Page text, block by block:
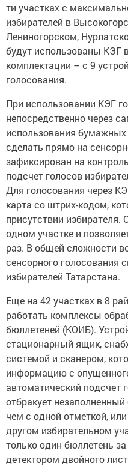
ти участках с
избирателей в
Лениногорском,
будут использованы КЭГ
комплектации – с 9
голосования.
При использовании КЭГ
непосредственно через
использования
сделать прямо на
зафиксирован на
подсчет голосов
Для голосования через
карта со штрих-кодом,
присутствии избирателя.
одном участке и
раз. В общей сложности
сенсорного голосования
избирателей Татарстана.
Еще на 42 участках в 8
работать комплексы
бюллетеней (КОИБ).
стационарный ящик,
системой и сканером,
информацию с
автоматический подсчет
отбракует
чем с одной отметкой,
другом избирательном
только один бюллетень
детектором двойного